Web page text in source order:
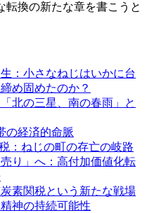
転換の新たな章を書こうと
：小さなねじはいかに台
め固めたのか？
北の三星、南の春雨」と
の経済的命脈
：ねじの町の存亡の岐路
り」へ：高付加価値化転
素関税という新たな戦場
神の持続可能性